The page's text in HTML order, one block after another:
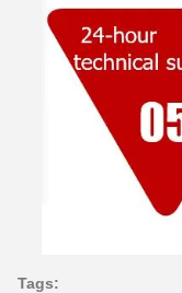
Tags: